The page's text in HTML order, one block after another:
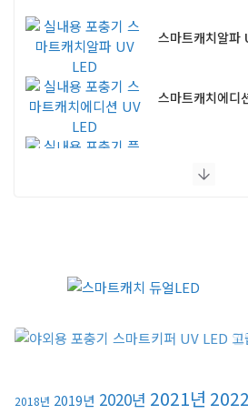
스마트캐치알파
스마트캐치에디
스마트키퍼 UV
스마트키퍼 UV
2018년 2019년 2020년 2021년